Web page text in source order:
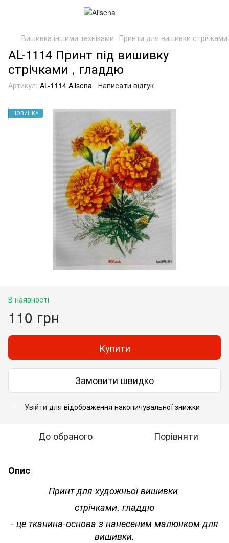
Вишивка іншими техніками Принти для вишивки
АL-1114 Принт під вишивку
стрічками , гладдю
Артикул: AL-1114 Alisena Написати відгук
НОВИНКА
В наявності
110 грн
Купити
Замовити швидко
Увійти для відображення накопичувальної знижки
До обраного Порівняти
Опис
Принт для художньої вишивки
стрічками. гладдю
- це тканина-основа з нанесеним малюнком для
вишивки.